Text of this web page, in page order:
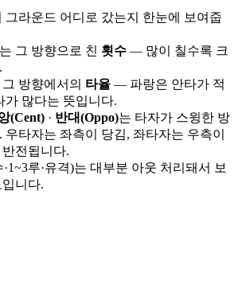
그라운드 어디로 갔는지 한눈에 보여줍
는 그 방향으로 친 횟수 — 많이 칠수록 크
그 방향에서의 타율 — 파랑은 안타가 적
가 많다는 뜻입니다.
(Cent) · 반대(Oppo)는 타자가 스윙한 방
우타자는 좌측이 당김, 좌타자는 우측이
전됩니다.
루·유격)는 대부분 아웃 처리돼서 보
니다.